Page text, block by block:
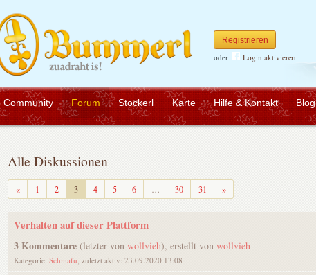
Registrieren
oder Login aktivieren
Community Forum Stockerl Karte Hilfe & Kontakt Blog
Alle Diskussionen
«Zurück1 2 3 4 5 6 … 30 31 »Weiter
Verhalten auf dieser Plattform
3 Kommentare(letzter von wollvieh), erstellt von wollvieh
Kategorie: Schmafu , zuletzt aktiv: 23.09.2020 13:08